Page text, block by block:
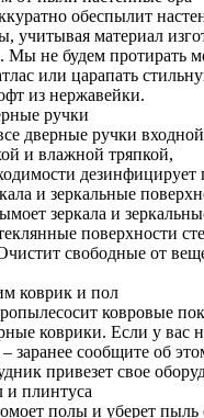
обеспылит
учитывая материал
Мы не будем протирать
или царапать
из нержавейки.
ручки
дверные ручки
и влажной тряпкой,
дезинфицирует
и зеркальные
зеркала и
поверхности
свободные от
коврик и пол
ковровые
коврики. Если у вас
заранее сообщите об
привезет свое
плинтуса
полы и уберет пыль